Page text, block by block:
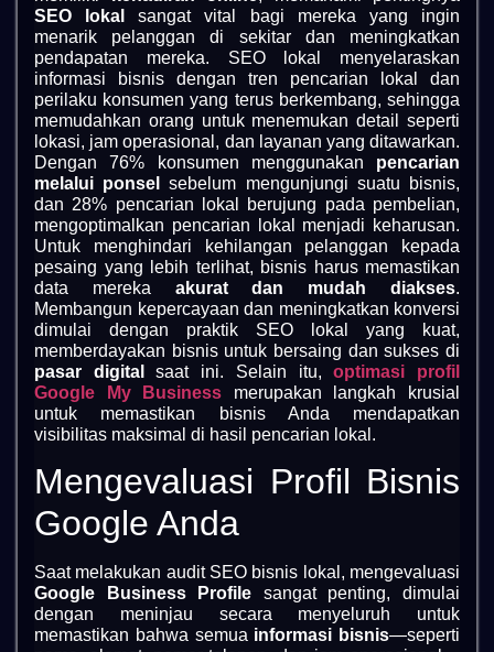
SEO lokal
sangat vital bagi mereka yang ingin
menarik pelanggan di sekitar dan meningkatkan
pendapatan mereka. SEO lokal menyelaraskan
informasi bisnis dengan tren pencarian lokal dan
perilaku konsumen yang terus berkembang, sehingga
memudahkan orang untuk menemukan detail seperti
lokasi, jam operasional, dan layanan yang ditawarkan.
Dengan 76% konsumen menggunakan pencarian
melalui ponsel
sebelum mengunjungi suatu bisnis,
dan 28% pencarian lokal berujung pada pembelian,
mengoptimalkan pencarian lokal menjadi keharusan.
Untuk menghindari kehilangan pelanggan kepada
pesaing yang lebih terlihat, bisnis harus memastikan
data mereka akurat dan mudah diakses.
Membangun kepercayaan dan meningkatkan konversi
dimulai dengan praktik SEO lokal yang kuat,
memberdayakan bisnis untuk bersaing dan sukses di
pasar digital
saat ini. Selain itu,optimasi profil
Google My Business merupakan langkah krusial
untuk memastikan bisnis Anda mendapatkan
visibilitas maksimal di hasil pencarian lokal.
Mengevaluasi Profil Bisnis
Google Anda
Saat melakukan audit SEO bisnis lokal, mengevaluasi
Google Business Profile sangat penting, dimulai
dengan meninjau secara menyeluruh untuk
memastikan bahwa semua informasi bisnis—seperti